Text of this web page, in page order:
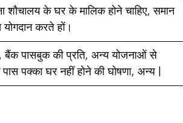
शौचालय के घर के मालिक होने चाहिए, समान
करते हों।
बैंक पासबुक की प्रति, अन्य योजनाओं से
पक्का घर नहीं होने की घोषणा, अन्य |